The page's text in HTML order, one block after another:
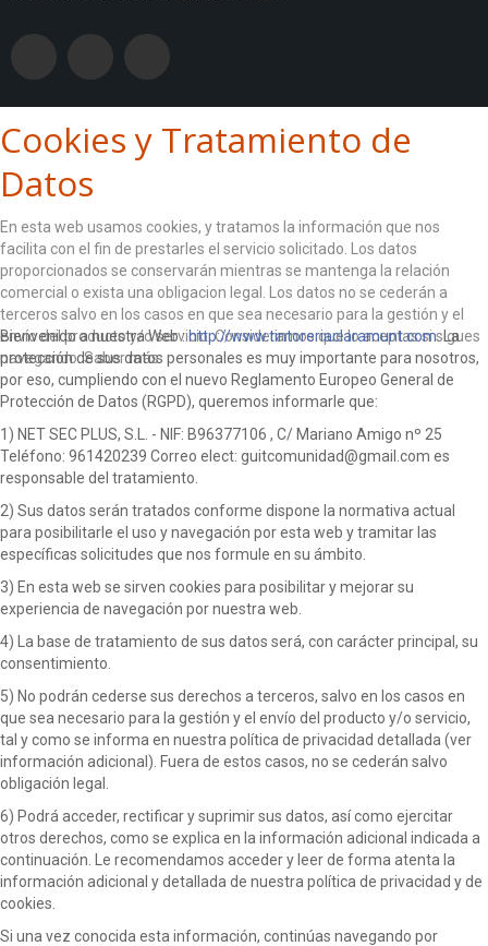
Cookies y Tratamiento de
Datos
En esta web usamos cookies, y tratamos la información que nos
facilita con el fin de prestarles el servicio solicitado. Los datos
proporcionados se conservarán mientras se mantenga la relación
comercial o exista una obligacion legal. Los datos no se cederán a
terceros salvo en los casos en que sea necesario para la gestión y el
envío del producto y/o servicio. Consideramos que lo aceptas si sigues
navegando.Saber más
ACEPTO
Bienvenido a nuestra Web :http://www.tintoreriaclaramunt.com. La
protección de sus datos personales es muy importante para nosotros,
por eso, cumpliendo con el nuevo Reglamento Europeo General de
Protección de Datos (RGPD), queremos informarle que:
1) NET SEC PLUS, S.L. - NIF: B96377106 , C/ Mariano Amigo nº 25
Teléfono: 961420239 Correo elect: guitcomunidad@gmail.com es
responsable del tratamiento.
2) Sus datos serán tratados conforme dispone la normativa actual
para posibilitarle el uso y navegación por esta web y tramitar las
específicas solicitudes que nos formule en su ámbito.
3) En esta web se sirven cookies para posibilitar y mejorar su
experiencia de navegación por nuestra web.
4) La base de tratamiento de sus datos será, con carácter principal, su
consentimiento.
5) No podrán cederse sus derechos a terceros, salvo en los casos en
que sea necesario para la gestión y el envío del producto y/o servicio,
tal y como se informa en nuestra política de privacidad detallada (ver
información adicional). Fuera de estos casos, no se cederán salvo
obligación legal.
6) Podrá acceder, rectificar y suprimir sus datos, así como ejercitar
otros derechos, como se explica en la información adicional indicada a
continuación. Le recomendamos acceder y leer de forma atenta la
información adicional y detallada de nuestra política de privacidad y de
cookies.
Si una vez conocida esta información, continúas navegando por